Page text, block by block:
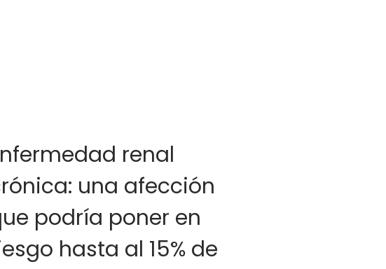
renal
una afección
podría poner en
hasta al 15% de